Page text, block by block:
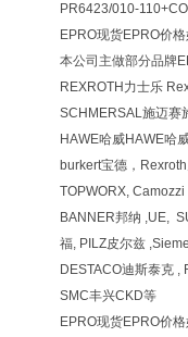
PR6423/010-
EPRO现货EPRO价
本公司主做部分品牌
REXROTH力士乐
SCHMERSAL施迈赛
HAWE哈威HAWE哈
burkert宝德，
TOPWORX,
BANNER邦纳 ,UE,
福, PILZ皮尔兹
DESTACO迪斯泰克
SMC丰兴CKD等
EPRO现货EPRO价